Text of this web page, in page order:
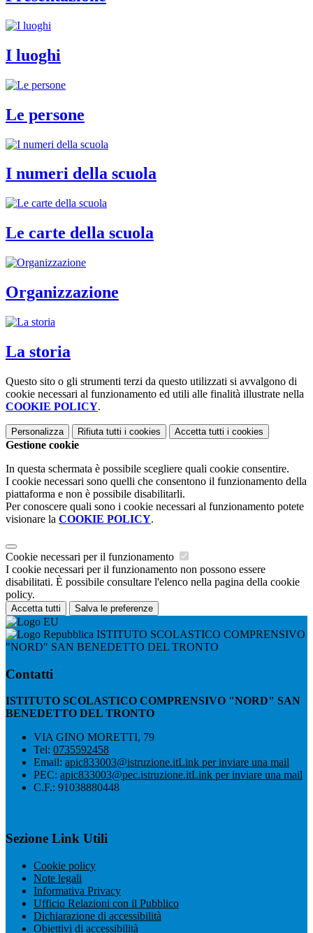
I luoghi
Le persone
I numeri della scuola
Le carte della scuola
Organizzazione
La storia
Questo sito o gli strumenti terzi da questo utilizzati si avvalgono di
cookie necessari al funzionamento ed utili alle finalità illustrate nella
COOKIE POLICY.
Personalizza Rifiuta tutti i cookies Accetta tutti i cookies
Gestione cookie
In questa schermata è possibile scegliere quali cookie consentire.
I cookie necessari sono quelli che consentono il funzionamento della
piattaforma e non è possibile disabilitarli.
Per conoscere quali sono i cookie necessari al funzionamento potete
visionare la COOKIE POLICY.
Cookie necessari per il funzionamento
I cookie necessari per il funzionamento non possono essere
disabilitati. È possibile consultare l'elenco nella pagina della cookie
policy.
Accetta tutti Salva le preferenze
ISTITUTO SCOLASTICO COMPRENSIVO
"NORD" SAN BENEDETTO DEL TRONTO
Contatti
ISTITUTO SCOLASTICO COMPRENSIVO "NORD" SAN
BENEDETTO DEL TRONTO
VIA GINO MORETTI, 79
Tel: 0735592458
Email: apic833003@istruzione.itLink per inviare una mail
PEC: apic833003@pec.istruzione.itLink per inviare una mail
C.F.: 91038880448
Sezione Link Utili
Cookie policy
Note legali
Informativa Privacy
Ufficio Relazioni con il Pubblico
Dichiarazione di accessibilità
Obiettivi di accessibilità